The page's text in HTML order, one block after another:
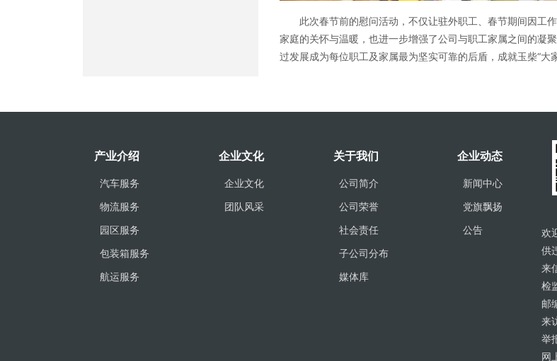
此次春节前的慰问活动，不仅让驻外职工、春节期间因工
家庭的关怀与温暖，也进一步增强了公司与职工家属之间的凝
过发展成为每位职工及家属最为坚实可靠的后盾，成就玉柴“大
产业介绍
汽车服务
物流服务
园区服务
包装箱服务
航运服务
企业文化
企业文化
团队风采
关于我们
公司简介
公司荣誉
社会责任
子公司分布
媒体库
企业动态
新闻中心
党旗飘扬
公告
欢
供
来
检
邮
来
举
网